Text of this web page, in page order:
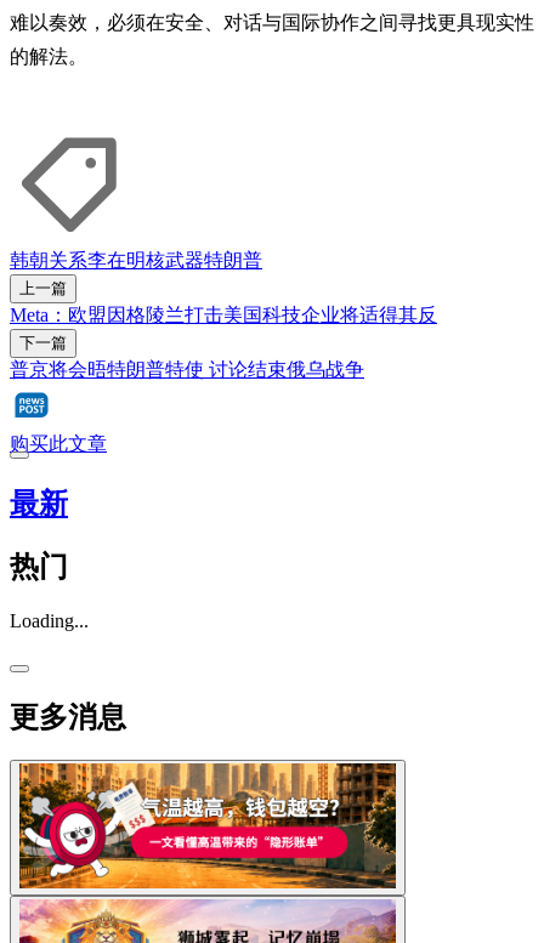
难以奏效，必须在安全、对话与国际协作之间寻找更具现实性
的解法。
韩朝关系李在明核武器特朗普
上一篇
Meta：欧盟因格陵兰打击美国科技企业将适得其反
下一篇
普京将会晤特朗普特使 讨论结束俄乌战争
购买此文章
最新
热门
Loading...
更多消息